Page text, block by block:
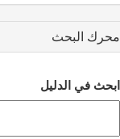
محرك البحث
ابحث في الدليل